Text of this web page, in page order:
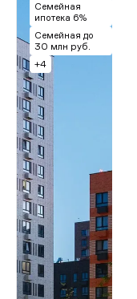
Семейная
ипотека 6%
Семейная до
30 млн руб.
+4